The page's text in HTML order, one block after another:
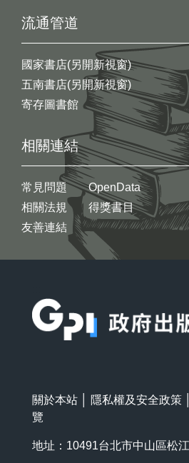
流通管道
國家書店(另開新視窗)
五南書店(另開新視窗)
寄存圖書館
相關連結
常見問題
相關法規
友善連結
OpenData
得獎書目
關於本站 隱私權及安全政策
覽
地址：10491台北市中山區松